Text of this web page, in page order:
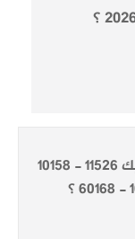
ماهو الجيوماتيك 11526 - 10158